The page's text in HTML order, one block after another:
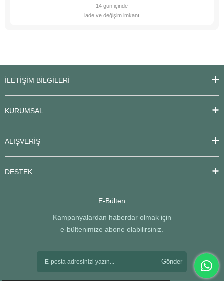
14 gün içinde
iade ve değişim imkanı
İLETİŞİM BİLGİLERİ
KURUMSAL
ALIŞVERİŞ
DESTEK
E-Bülten
Kampanyalardan haberdar olmak için
e-bültenimize abone olabilirsiniz.
Gönder